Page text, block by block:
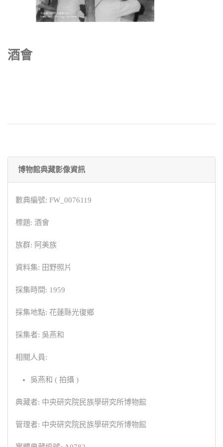
酒會
博物館典藏影像資訊
數典編號: FW_0076119
標題: 酒會
族群: 阿美族
資料集: 田野照片
採集時間: 1959
採集地點: 花蓮縣光復鄉
採集者: 吳燕和
相關人員:
吳燕和 ( 拍攝 )
典藏者: 中央研究院民族學研究所博物館
管理者: 中央研究院民族學研究所博物館